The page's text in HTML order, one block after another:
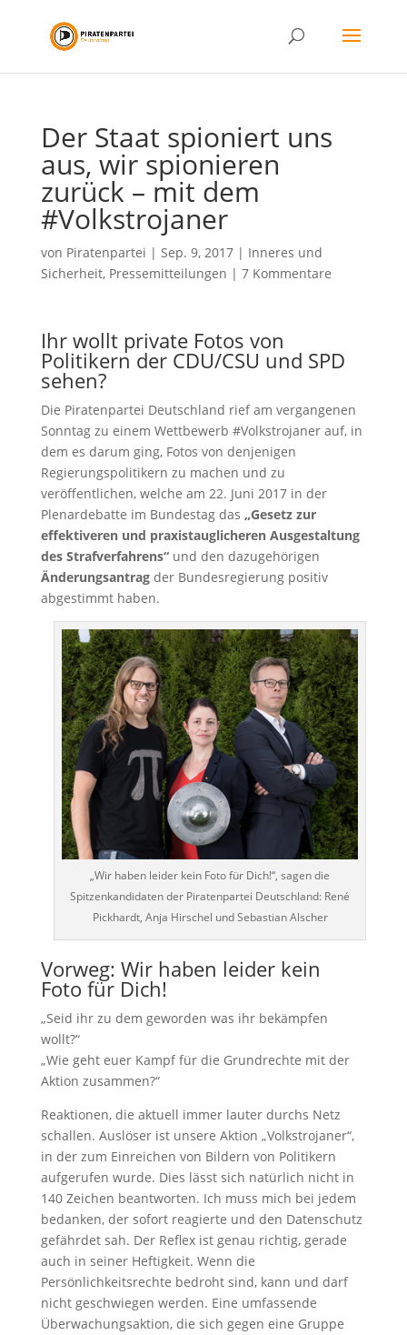
Der Staat spioniert uns
aus, wir spionieren
zurück – mit dem
#Volkstrojaner
von Piratenpartei | Sep. 9, 2017| Inneres und
Sicherheit, Pressemitteilungen | 7 Kommentare
Ihr wollt private Fotos von
Politikern der CDU/CSU und SPD
sehen?
Die Piratenpartei Deutschland rief am vergangenen
Sonntag zu einem Wettbewerb #Volkstrojaner auf, in
dem es darum ging, Fotos von denjenigen
Regierungspolitikern zu machen und zu
veröffentlichen, welche am 22. Juni 2017 in der
Plenardebatte im Bundestag das „Gesetz zur
effektiveren und praxistauglicheren Ausgestaltung
des Strafverfahrens“und den dazugehörigen
Änderungsantragder Bundesregierung positiv
abgestimmt haben.
„Wir haben leider kein Foto für Dich!“, sagen die
Spitzenkandidaten der Piratenpartei Deutschland: René
Pickhardt, Anja Hirschel und Sebastian Alscher
Vorweg: Wir haben leider kein
Foto für Dich!
„Seid ihr zu dem geworden was ihr bekämpfen
wollt?“
„Wie geht euer Kampf für die Grundrechte mit der
Aktion zusammen?“
Reaktionen, die aktuell immer lauter durchs Netz
schallen. Auslöser ist unsere Aktion „Volkstrojaner“,
in der zum Einreichen von Bildern von Politikern
aufgerufen wurde. Dies lässt sich natürlich nicht in
140 Zeichen beantworten. Ich muss mich bei jedem
bedanken, der sofort reagierte und den Datenschutz
gefährdet sah. Der Reflex ist genau richtig, gerade
auch in seiner Heftigkeit. Wenn die
Persönlichkeitsrechte bedroht sind, kann und darf
nicht geschwiegen werden. Eine umfassende
Überwachungsaktion, die sich gegen eine Gruppe